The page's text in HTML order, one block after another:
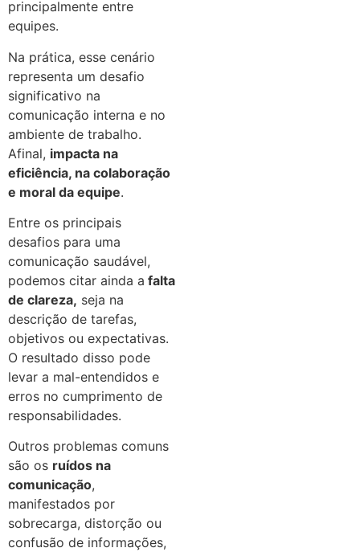
principalmente entre
equipes.
Na prática, esse cenário
representa um desafio
significativo na
comunicação interna e no
ambiente de trabalho.
Afinal, impacta na
eficiência, na colaboração
e moral da equipe.
Entre os principais
desafios para uma
comunicação saudável,
podemos citar ainda a falta
de clareza, seja na
descrição de tarefas,
objetivos ou expectativas.
O resultado disso pode
levar a mal-entendidos e
erros no cumprimento de
responsabilidades.
Outros problemas comuns
são os ruídos na
comunicação,
manifestados por
sobrecarga, distorção ou
confusão de informações,